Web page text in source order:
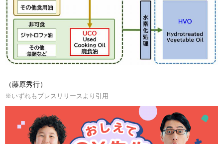
（藤原秀行）
※いずれもプレスリリースより引用